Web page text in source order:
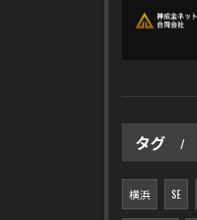
タグ
横浜 SE